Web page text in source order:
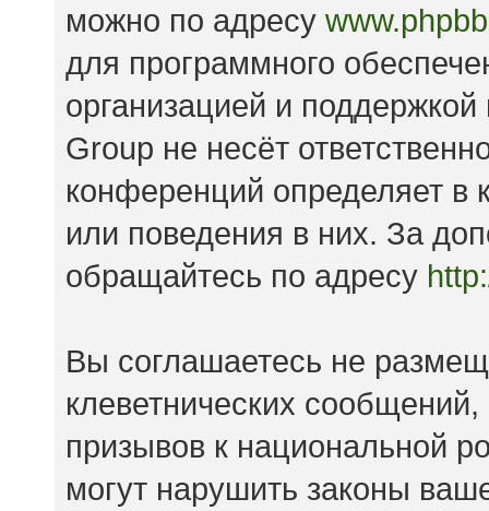
можно по адресу
для программного
организацией и
Group не несёт
конференций определяет в
или поведения в них. За
обращайтесь по адресу
Вы соглашаетесь не
клеветнических
призывов к национальной
могут нарушить законы